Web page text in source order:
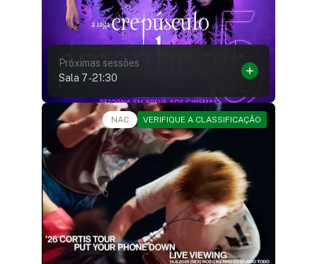
Próximas sessões
Sala 7-21:30
NAC VERIFIQUE A CLASSIFICAÇÃO
Show Musical •